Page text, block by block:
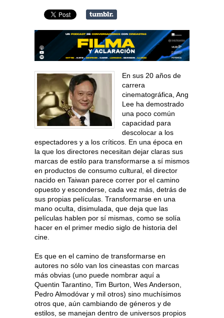
En sus 20 años de
carrera
cinematográfica, Ang
Lee ha demostrado
una poco común
capacidad para
descolocar a los
espectadores y a los críticos. En una época en
la que los directores necesitan dejar claras sus
marcas de estilo para transformarse a sí mismos
en productos de consumo cultural, el director
nacido en Taiwan parece correr por el camino
opuesto y esconderse, cada vez más, detrás de
sus propias películas. Transformarse en una
mano oculta, disimulada, que deja que las
películas hablen por sí mismas, como se solía
hacer en el primer medio siglo de historia del
cine.
Es que en el camino de transformarse en
autores no sólo van los cineastas con marcas
más obvias (uno puede nombrar aquí a
Quentin Tarantino, Tim Burton, Wes Anderson,
Pedro Almodóvar y mil otros) sino muchísimos
otros que, aún cambiando de géneros y de
estilos, se manejan dentro de universos propios